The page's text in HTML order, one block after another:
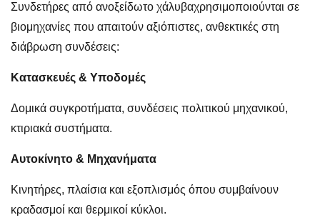
Συνδετήρες από ανοξείδωτο χάλυβαχρησιμοποιούνται σε
βιομηχανίες που απαιτούν αξιόπιστες, ανθεκτικές στη
διάβρωση συνδέσεις:
Κατασκευές & Υποδομές
Δομικά συγκροτήματα, συνδέσεις πολιτικού μηχανικού,
κτιριακά συστήματα.
Αυτοκίνητο & Μηχανήματα
Κινητήρες, πλαίσια και εξοπλισμός όπου συμβαίνουν
κραδασμοί και θερμικοί κύκλοι.